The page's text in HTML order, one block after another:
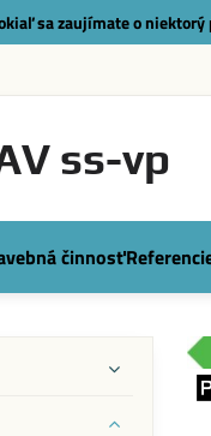
sa zaujímate o
ss-vp
činnosť